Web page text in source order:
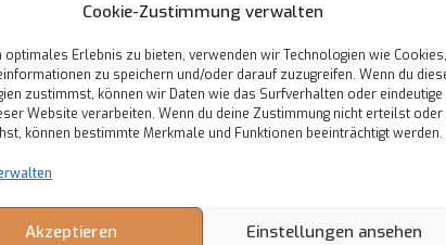
Cookie-Zustimmung verwalten
optimales Erlebnis zu bieten, verwenden wir Technologien wie Cookies,
zu speichern und/oder darauf zuzugreifen. Wenn du
zustimmst, können wir Daten wie das Surfverhalten oder eindeutige
Website verarbeiten. Wenn du deine Zustimmung nicht erteilst oder
können bestimmte Merkmale und Funktionen beeinträchtigt werden.
Akzeptieren Einstellungen ansehen